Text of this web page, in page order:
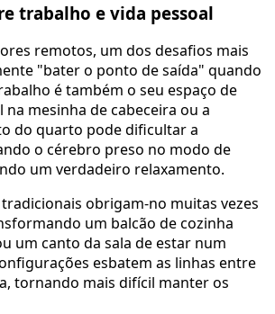
trabalho e vida pessoal
remotos, um dos desafios mais
"bater o ponto de saída" quando
é também o seu espaço de
mesinha de cabeceira ou a
do quarto pode dificultar a
o cérebro preso no modo de
um verdadeiro relaxamento.
obrigam-no muitas vezes
um balcão de cozinha
um canto da sala de estar num
esbatem as linhas entre
tornando mais difícil manter os